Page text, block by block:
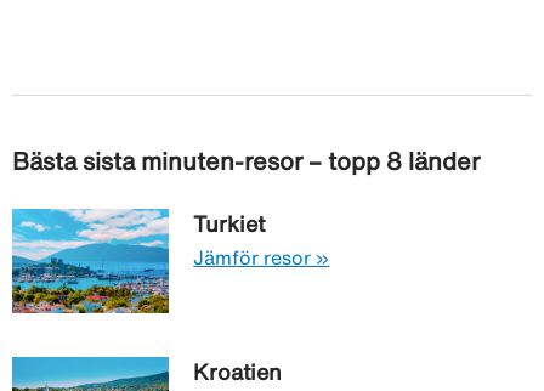
Bästa sista minuten-resor – topp 8 länder
Turkiet
Jämför resor »
Kroatien